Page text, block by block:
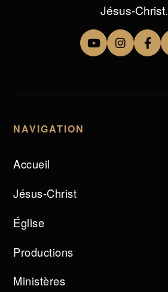
Jésus-Christ.
NAVIGATION
Accueil
Jésus-Christ
Église
Productions
Ministères